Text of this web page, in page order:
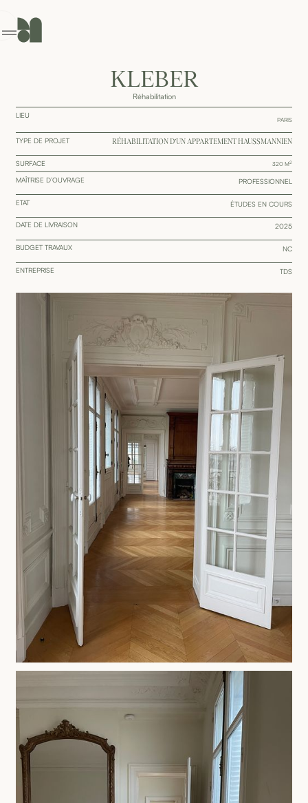
KLEBER
Réhabilitation
LIEU
PARIS
TYPE DE PROJET RÉHABILITATION D’UN APPARTEMENT HAUSSMANNIEN
SURFACE 320 M2
MAÎTRISE D’OUVRAGE PROFESSIONNEL
ETAT ÉTUDES EN COURS
DATE DE LIVRAISON 2025
BUDGET TRAVAUX NC
ENTREPRISE TDS